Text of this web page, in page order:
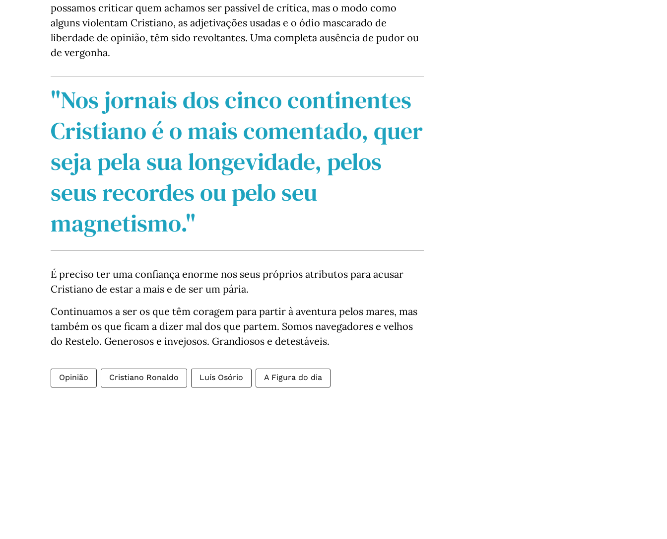
possamos criticar quem achamos ser passível de crítica, mas o modo como
alguns violentam Cristiano, as adjetivações usadas e o ódio mascarado de
liberdade de opinião, têm sido revoltantes. Uma completa ausência de pudor ou
de vergonha.
"Nos jornais dos cinco continentes
Cristiano é o mais comentado, quer
seja pela sua longevidade, pelos
seus recordes ou pelo seu
magnetismo."
É preciso ter uma confiança enorme nos seus próprios atributos para acusar
Cristiano de estar a mais e de ser um pária.
Continuamos a ser os que têm coragem para partir à aventura pelos mares, mas
também os que ficam a dizer mal dos que partem. Somos navegadores e velhos
do Restelo. Generosos e invejosos. Grandiosos e detestáveis.
Opinião Cristiano Ronaldo Luís Osório A Figura do dia